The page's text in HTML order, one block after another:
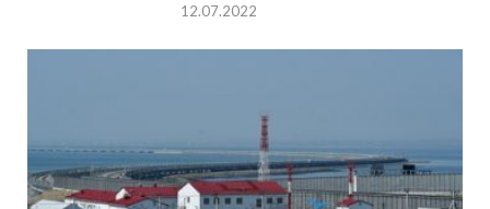
12.07.2022